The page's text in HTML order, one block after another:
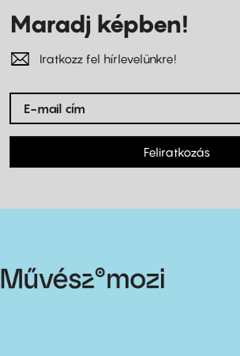
Maradj képben!
Iratkozz fel hírlevelünkre!
Feliratkozás